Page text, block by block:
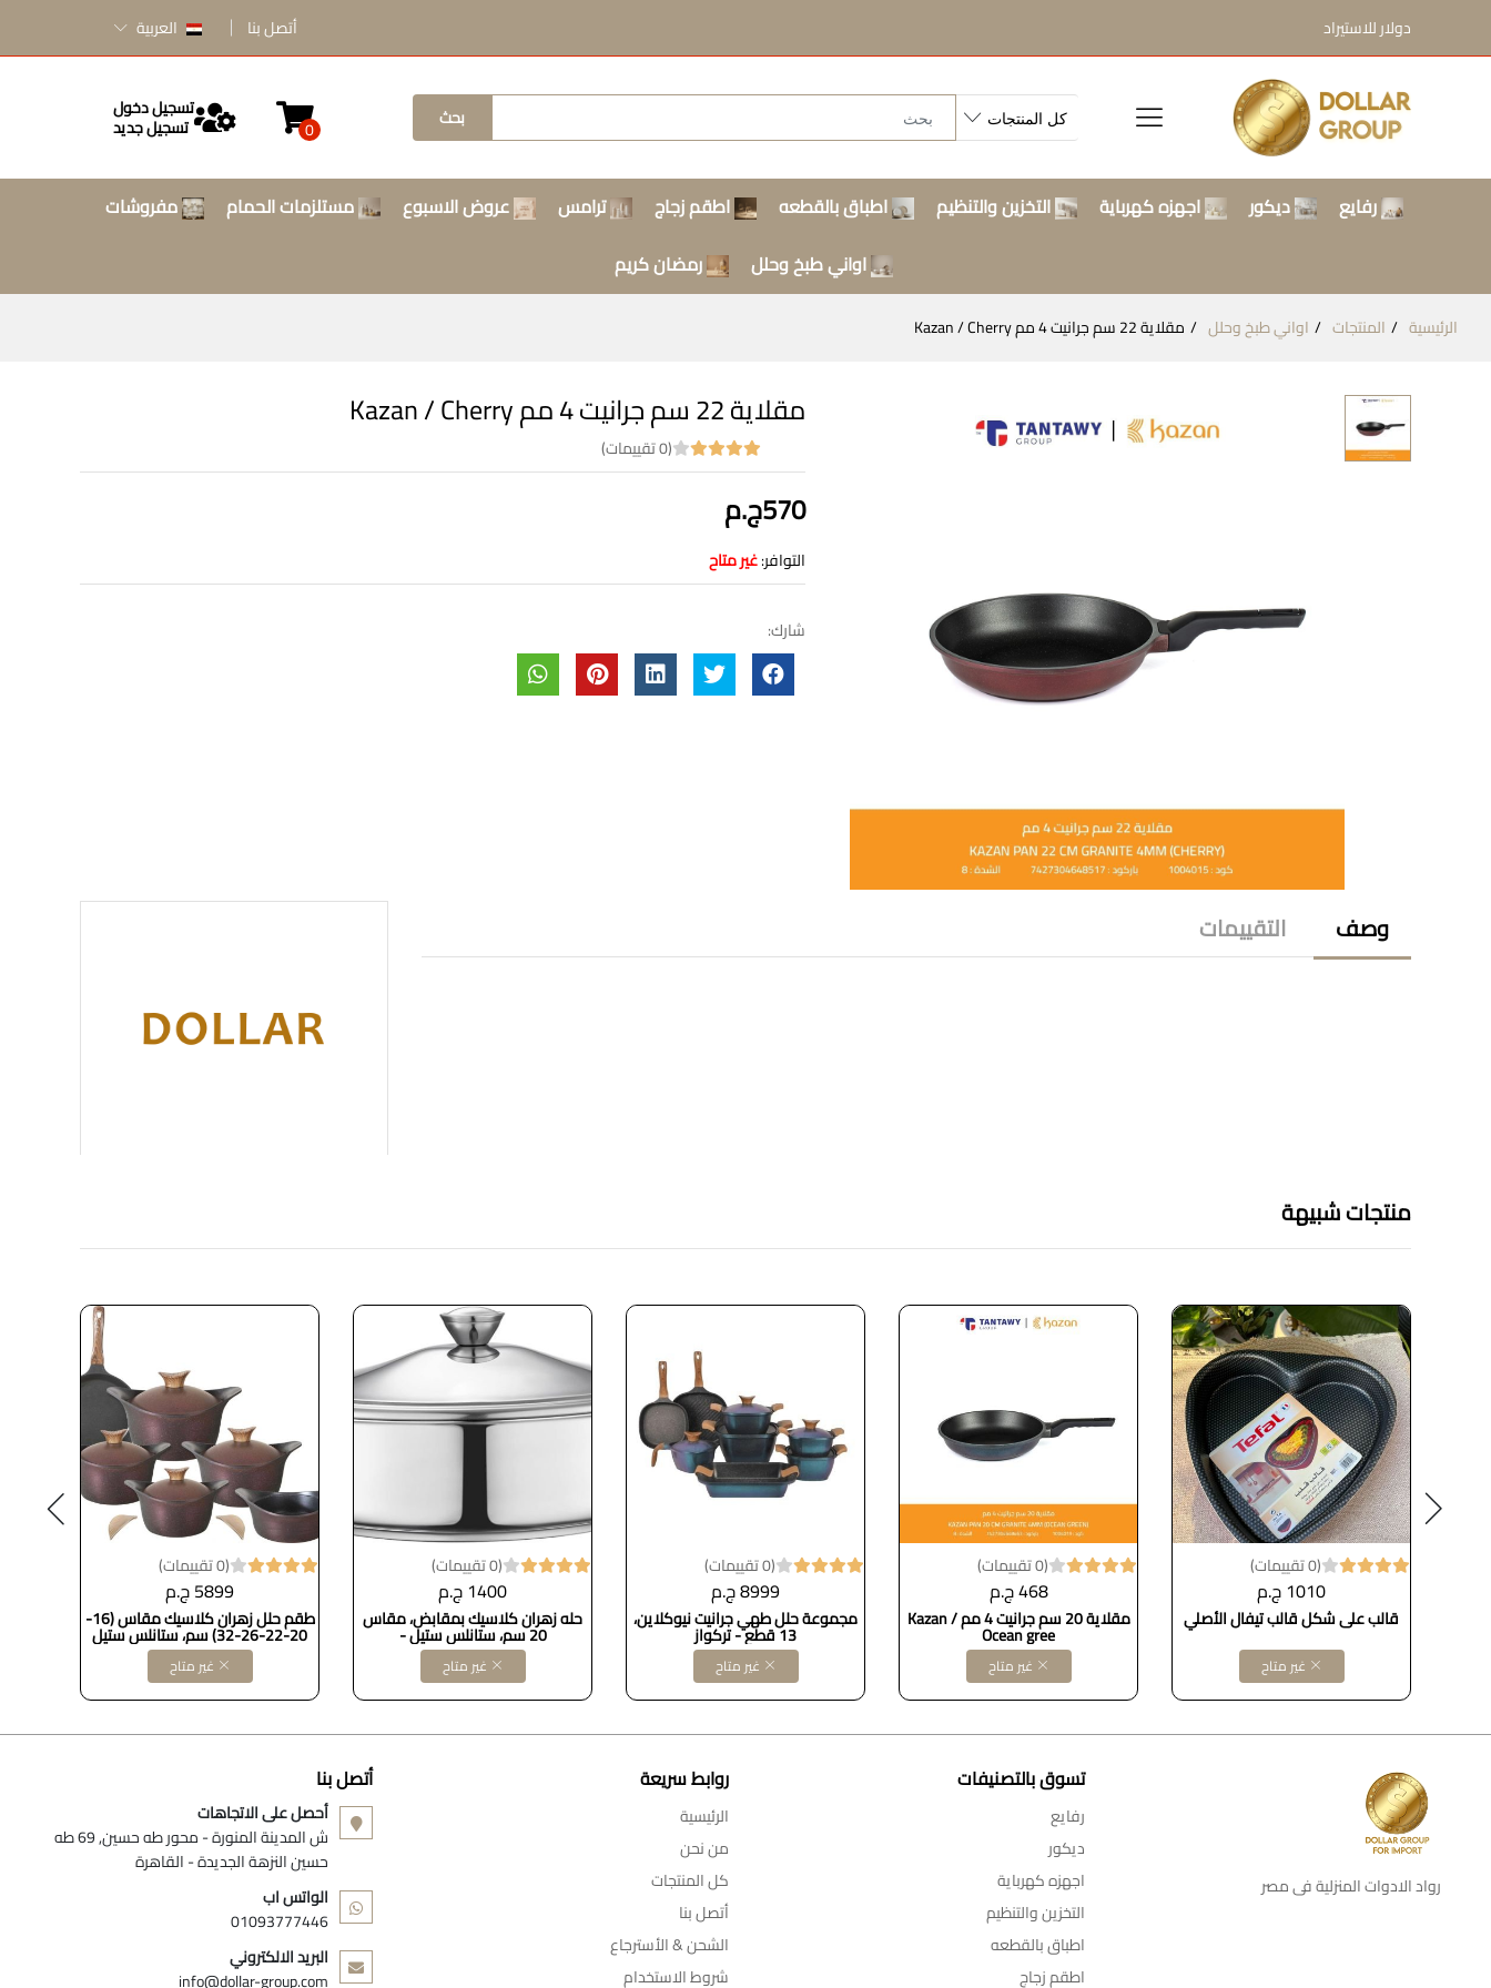
دولار للاستيراد أتصل بنا العربية
بحث 0
تسجيل دخول
تسجيل جديد
رفايع ديكور اجهزه كهرباية التخزين والتنظيم اطباق بالقطعه اطقم زجاج ترامس عروض الاسبوع مستلزمات الحمام
مفروشات
اواني طبخ وحلل
رمضان كريم
الرئيسية المنتجات اواني طبخ وحلل مقلاية 22 سم جرانيت 4 مم Kazan / Cherry
مقلاية 22 سم جرانيت 4 مم Kazan / Cherry
(0 تقييمات)
570ج.م
التوافر:غير متاح
شارك:
وصف التقييمات
منتجات شبيهة
(0 تقييمات)
1010 ج.م
قالب على شكل قالب تيفال الأصلي
غير متاح
(0 تقييمات)
468 ج.م
مقلاية 20 سم جرانيت 4 مم Kazan /
Ocean gree
غير متاح
(0 تقييمات)
8999 ج.م
مجموعة حلل طهي جرانيت نيوكلاين،
13 قطع - تركواز
غير متاح
(0 تقييمات)
1400 ج.م
حله زهران كلاسيك بمقابض، مقاس
20 سم، ستانلس ستيل -
غير متاح
(0 تقييمات)
5899 ج.م
طقم حلل زهران كلاسيك مقاس (16-
20-22-26-32) سم، ستانلس ستيل
غير متاح
رواد الادوات المنزلية فى مصر
تسوق بالتصنيفات
رفايع
ديكور
اجهزه كهرباية
التخزين والتنظيم
اطباق بالقطعه
اطقم زجاج
روابط سريعة
الرئيسية
من نحن
كل المنتجات
أتصل بنا
الشحن & الأسترجاع
شروط الاستخدام
أتصل بنا
أحصل على الاتجاهات
ش المدينة المنورة - محور طه حسين, 69 طه
حسين النزهة الجديدة - القاهرة
الواتس اب
01093777446
البريد الالكتروني
info@dollar-group.com